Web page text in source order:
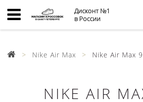
Дисконт №1
в России
Nike Air Max Nike Air Max
NIKE AIR